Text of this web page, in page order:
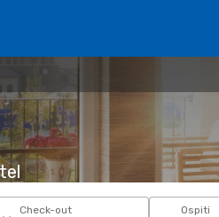
Check-out Ospiti